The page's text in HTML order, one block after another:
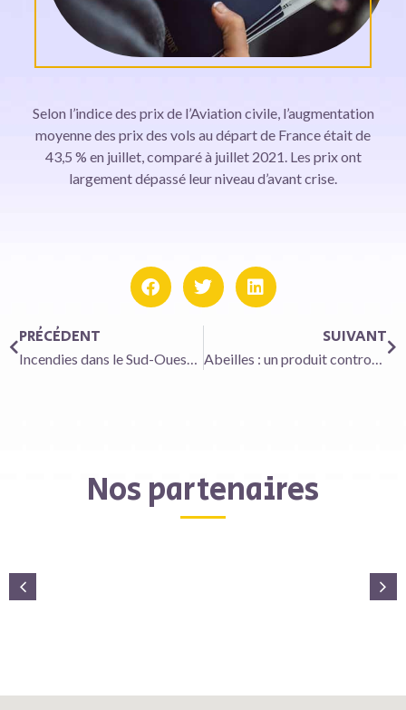
Selon l’indice des prix de l’Aviation civile, l’augmentation
moyenne des prix des vols au départ de France était de
43,5 % en juillet, comparé à juillet 2021. Les prix ont
largement dépassé leur niveau d’avant crise.
PRÉCÉDENT
Incendies dans le Sud-Ouest : les quatre questions qui hantent la filière bois
SUIVANT
Abeilles : un produit controversé autorisé temporairement contre un insecte destructeur de ruches
Nos partenaires